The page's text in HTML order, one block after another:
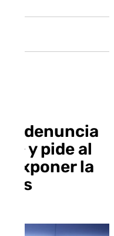
la denuncia
y pide al
la